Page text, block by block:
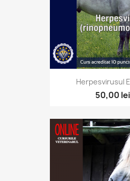
Herpesvirusul
50,00 lei